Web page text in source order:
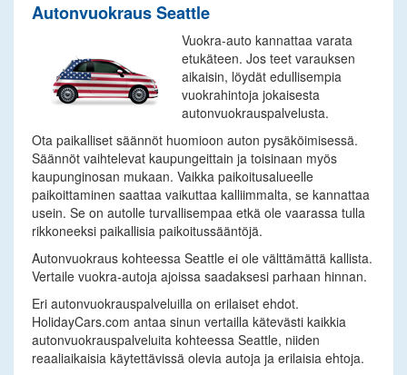
Autonvuokraus Seattle
Vuokra-auto kannattaa varata
etukäteen. Jos teet varauksen
aikaisin, löydät edullisempia
vuokrahintoja jokaisesta
autonvuokrauspalvelusta.
Ota paikalliset säännöt huomioon auton pysäköimisessä.
Säännöt vaihtelevat kaupungeittain ja toisinaan myös
kaupunginosan mukaan. Vaikka paikoitusalueelle
paikoittaminen saattaa vaikuttaa kalliimmalta, se kannattaa
usein. Se on autolle turvallisempaa etkä ole vaarassa tulla
rikkoneeksi paikallisia paikoitussääntöjä.
Autonvuokraus kohteessa Seattle ei ole välttämättä kallista.
Vertaile vuokra-autoja ajoissa saadaksesi parhaan hinnan.
Eri autonvuokrauspalveluilla on erilaiset ehdot.
HolidayCars.com antaa sinun vertailla kätevästi kaikkia
autonvuokrauspalveluita kohteessa Seattle, niiden
reaaliaikaisia käytettävissä olevia autoja ja erilaisia ehtoja.